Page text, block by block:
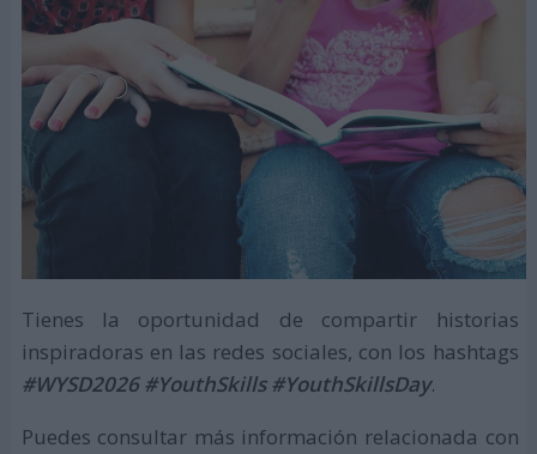
Tienes la oportunidad de compartir historias
inspiradoras en las redes sociales, con los hashtags
#WYSD2026 #YouthSkills #YouthSkillsDay.
Puedes consultar más información relacionada con